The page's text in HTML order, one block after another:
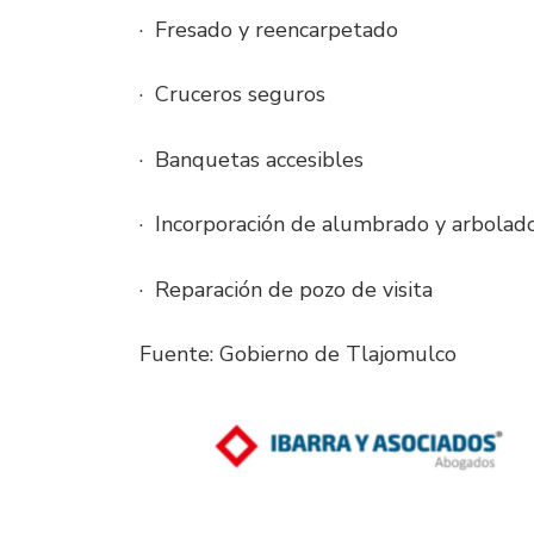
· Fresado y reencarpetado
· Cruceros seguros
· Banquetas accesibles
· Incorporación de alumbrado y
· Reparación de pozo de visita
Fuente: Gobierno de Tlajomulco